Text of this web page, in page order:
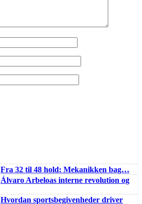
Fra 32 til 48 hold: Mekanikken bag…
Álvaro Arbeloas interne revolution og
Hvordan sportsbegivenheder driver